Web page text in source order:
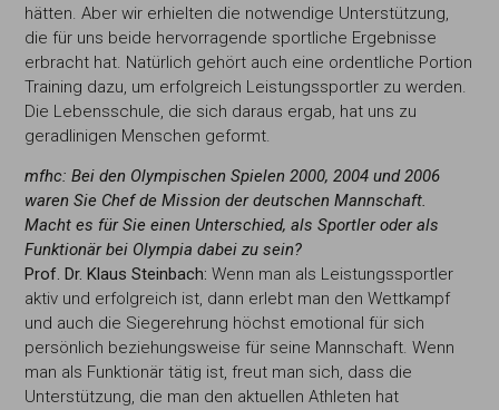
hätten. Aber wir erhielten die notwendige Unterstützung,
die für uns beide hervorragende sportliche Ergebnisse
erbracht hat. Natürlich gehört auch eine ordentliche Portion
Training dazu, um erfolgreich Leistungssportler zu werden.
Die Lebensschule, die sich daraus ergab, hat uns zu
geradlinigen Menschen geformt.
mfhc: Bei den Olympischen Spielen 2000, 2004 und 2006
waren Sie Chef de Mission der deutschen Mannschaft.
Macht es für Sie einen Unterschied, als Sportler oder als
Funktionär bei Olympia dabei zu sein?
Prof. Dr. Klaus Steinbach: Wenn man als Leistungssportler
aktiv und erfolgreich ist, dann erlebt man den Wettkampf
und auch die Siegerehrung höchst emotional für sich
persönlich beziehungsweise für seine Mannschaft. Wenn
man als Funktionär tätig ist, freut man sich, dass die
Unterstützung, die man den aktuellen Athleten hat